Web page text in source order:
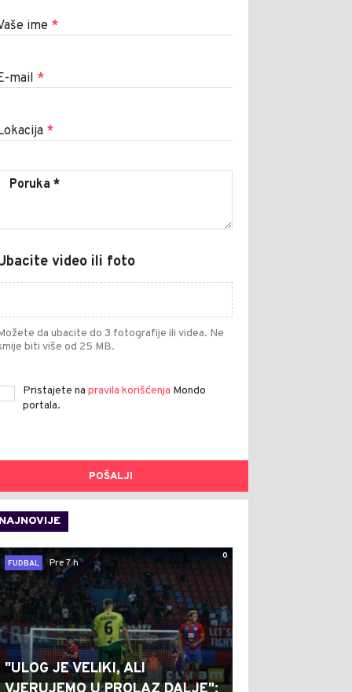
ime *
mail *
*
video ili foto
da ubacite do 3 fotografije ili videa. Ne
biti više od 25 MB.
Pristajete na pravila korišćenja Mondo
portala.
POŠALJI
NAJNOVIJE
0
FUDBAL
Pre 7 h
"ULOG JE VELIKI, ALI